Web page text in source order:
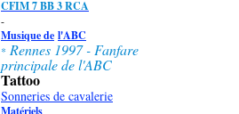
CFIM 7 BB 3 RCA
-
Musique de l'ABC
* Rennes 1997 - Fanfare
principale de l'ABC
Tattoo
Sonneries de cavalerie
Matériels